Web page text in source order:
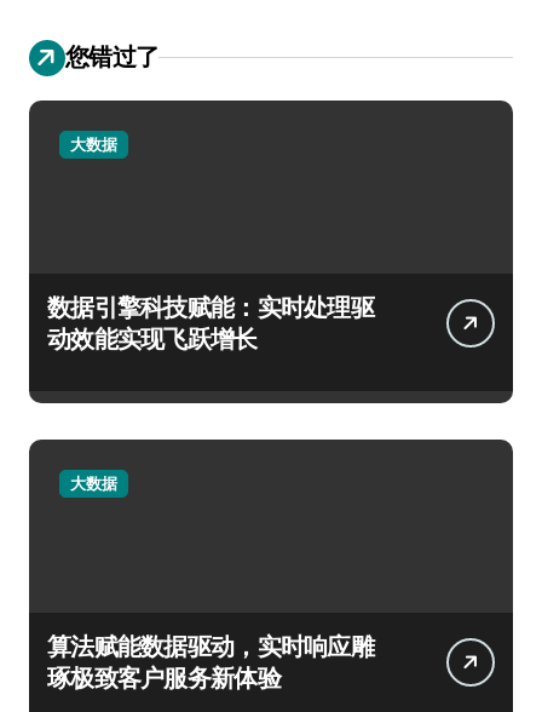
您错过了
大数据
数据引擎科技赋能：实时处理驱
动效能实现飞跃增长
大数据
算法赋能数据驱动，实时响应雕
琢极致客户服务新体验